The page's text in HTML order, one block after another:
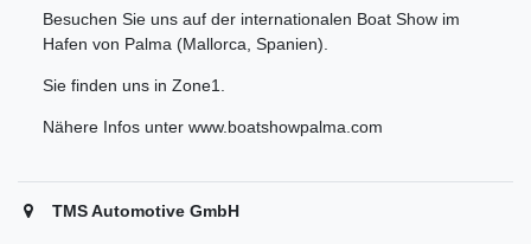
Besuchen Sie uns auf der internationalen Boat Show im
Hafen von Palma (Mallorca, Spanien).
Sie finden uns in Zone1.
Nähere Infos unter www.boatshowpalma.com
TMS Automotive GmbH